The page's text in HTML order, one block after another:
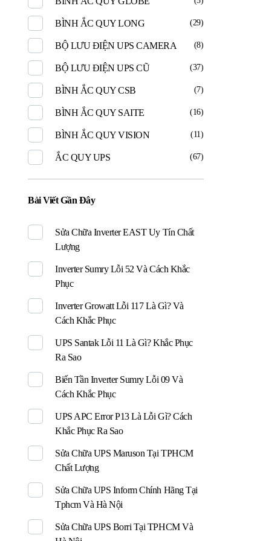
BÌNH ẮC QUY LONG (29)
BỘ LƯU ĐIỆN UPS CAMERA (8)
BỘ LƯU ĐIỆN UPS CŨ (37)
BÌNH ẮC QUY CSB (7)
BÌNH ẮC QUY SAITE (16)
BÌNH ẮC QUY VISION (11)
ẮC QUY UPS (67)
Bài Viết Gần Đây
Sửa Chữa Inverter EAST Uy Tín Chất
Lượng
Inverter Sumry Lỗi 52 Và Cách Khắc
Phục
Inverter Growatt Lỗi 117 Là Gì? Và
Cách Khắc Phục
UPS Santak Lỗi 11 Là Gì? Khắc Phục
Ra Sao
Biến Tần Inverter Sumry Lỗi 09 Và
Cách Khắc Phục
UPS APC Error P13 Là Lỗi Gì? Cách
Khắc Phục Ra Sao
Sửa Chữa UPS Maruson Tại TPHCM
Chất Lượng
Sửa Chữa UPS Inform Chính Hãng Tại
Tphcm Và Hà Nội
Sửa Chữa UPS Borri Tại TPHCM Và